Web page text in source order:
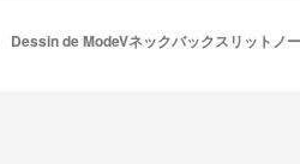
Dessin de ModeVネックバックスリットノ